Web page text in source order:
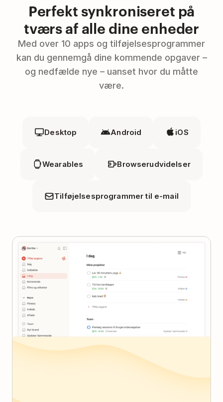
Perfekt synkroniseret på
tværs af alle dine enheder
Med over 10 apps og tilføjelsesprogrammer
kan du gennemgå dine kommende opgaver –
og nedfælde nye – uanset hvor du måtte
være.
Desktop Android iOS
Wearables Browserudvidelser
Tilføjelsesprogrammer til e-mail